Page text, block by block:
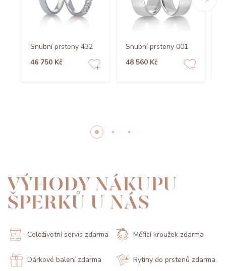
Snubní prsteny 432
46 750 Kč
Snubní prsteny 001
48 560 Kč
VÝHODY NÁKUPU
ŠPERKŮ U NÁS
Celoživotní servis zdarma Měřící kroužek zdarma
Dárkové balení zdarma Rytiny do prstenů zdarma